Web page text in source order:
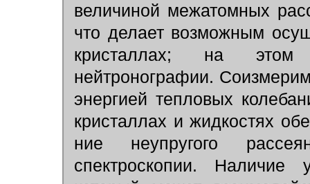
величиной межатомных
что делает возможным
кристаллах; на этом
нейтронографии.
энергией тепловых
кристаллах и жидкостях
ние неупругого
спектроскопии. Наличие